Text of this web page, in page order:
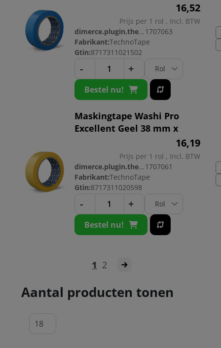
16,52
Prijs per 1 rol , Incl. BTW
dimerce.plugin.theme.productnr: 1707063
Fabrikant:TechnoTape
Gtin:8717311021502
- +
Bestel nu!
Maskingtape Washi Pro
Excellent Geel 38 mm x
16,19
Prijs per 1 rol , Incl. BTW
dimerce.plugin.theme.productnr: 1707061
Fabrikant:TechnoTape
Gtin:8717311020598
- +
Bestel nu!
1 2
Aantal producten tonen